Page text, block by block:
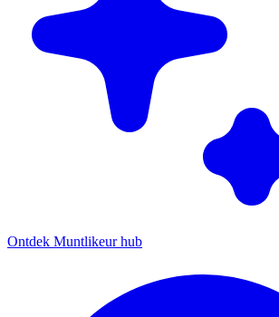
Ontdek Muntlikeur hub